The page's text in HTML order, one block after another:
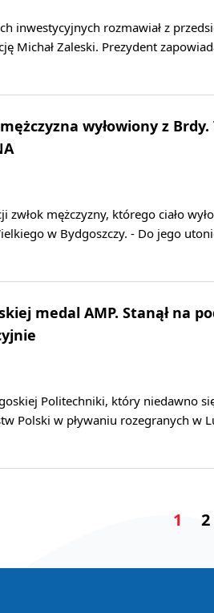
inwestycyjnych rozmawiał z
Michał Zaleski. Prezydent
wyłowiony z Brdy.
zwłok mężczyzny, którego ciało
w Bydgoszczy. - Do jego
medal AMP. Stanął na
Politechniki, który niedawno
Polski w pływaniu rozegranych w
1 2